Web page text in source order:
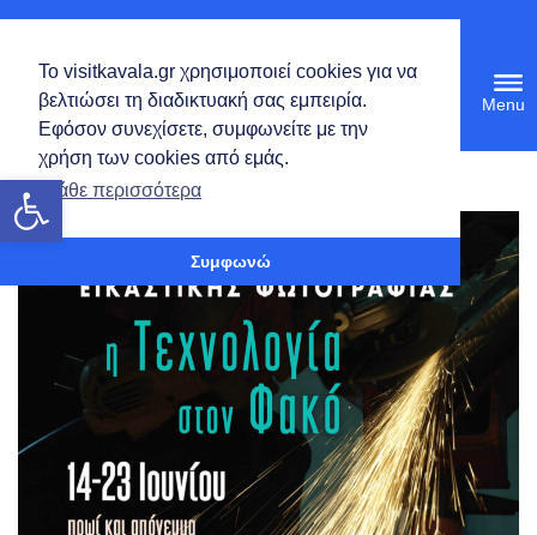
Το visitkavala.gr χρησιμοποιεί cookies για να
βελτιώσει τη διαδικτυακή σας εμπειρία.
Εφόσον συνεχίσετε, συμφωνείτε με την
χρήση των cookies από εμάς.
Μάθε περισσότερα
Συμφωνώ
Ανοίξτε τη γραμμή εργαλείων